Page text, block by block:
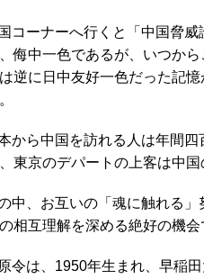
コーナーへ行くと「中国脅威
侮中一色であるが、いつか
逆に日中友好一色だった記
から中国を訪れる人は年間
東京のデパートの上客は中国
中、お互いの「魂に触れる
相互理解を深める絶好の機会
令は、1950年生まれ、早稲